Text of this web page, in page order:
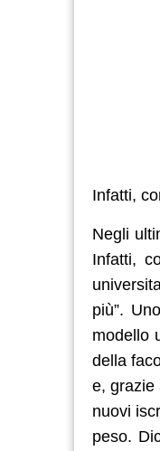
Infatti,
Negli
Infatti,
più”.
modello
della
e, grazie
nuovi
peso.